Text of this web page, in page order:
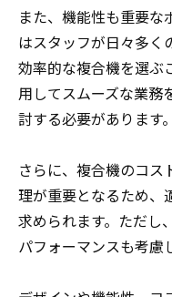
また、機能性も重要な
はスタッフが日々多く
効率的な複合機を選ぶ
用してスムーズな業務
討する必要があります。
さらに、複合機のコス
理が重要となるため、
求められます。ただし
パフォーマンスも考慮